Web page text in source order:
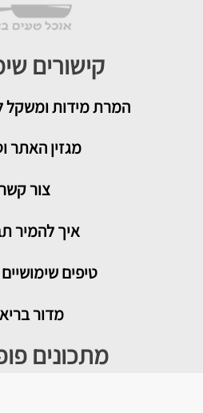
קישורים
המרת מידות ומשקל
מגזין האתר
צור
איך להמיר
טיפים
מדור
מתכונים